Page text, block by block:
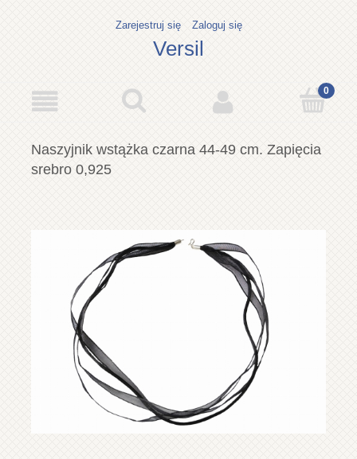
Zarejestruj się Zaloguj się
Versil
Naszyjnik wstążka czarna 44-49 cm. Zapięcia
srebro 0,925